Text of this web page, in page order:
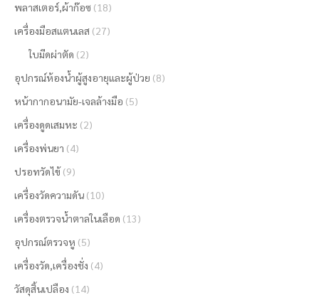
พลาสเตอร์,ผ้าก๊อซ (18)
เครื่องมือสแตนเลส (27)
ใบมีดผ่าตัด (2)
อุปกรณ์ห้องน้ำผู้สูงอายุและผู้ป่วย (8)
หน้ากากอนามัย-เจลล้างมือ (5)
เครื่องดูดเสมหะ (2)
เครื่องพ่นยา (4)
ปรอทวัดไข้ (9)
เครื่องวัดความดัน (10)
เครื่องตรวจน้ำตาลในเลือด (13)
อุปกรณ์ตรวจหู (5)
เครื่องวัด,เครื่องชั่ง (4)
วัสดุสิ้นเปลือง (14)